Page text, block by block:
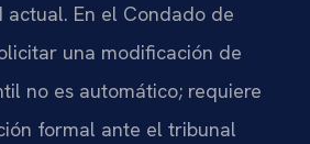
En el Condado de
una modificación de
no es automático; requiere
formal ante el tribunal